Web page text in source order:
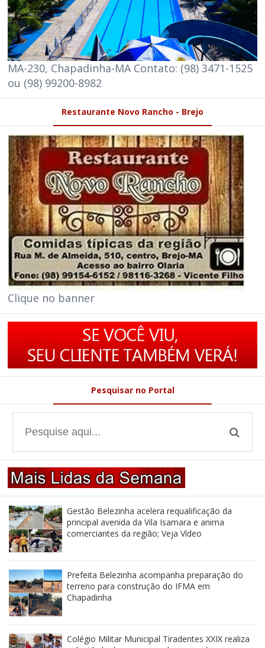
MA-230, Chapadinha-MA Contato: (98) 3471-1525
ou (98) 99200-8982
Restaurante Novo Rancho - Brejo
Clique no banner
Pesquisar no Portal
Gestão Belezinha acelera requalificação da
principal avenida da Vila Isamara e anima
comerciantes da região; Veja Vídeo
Prefeita Belezinha acompanha preparação do
terreno para construção do IFMA em
Chapadinha
Colégio Militar Municipal Tiradentes XXIX realiza